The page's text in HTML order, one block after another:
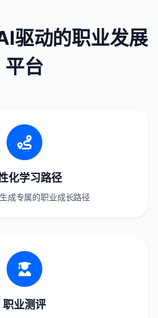
驱动的职业发展
平台
化学习路径
成专属的职业成长路径
职业测评